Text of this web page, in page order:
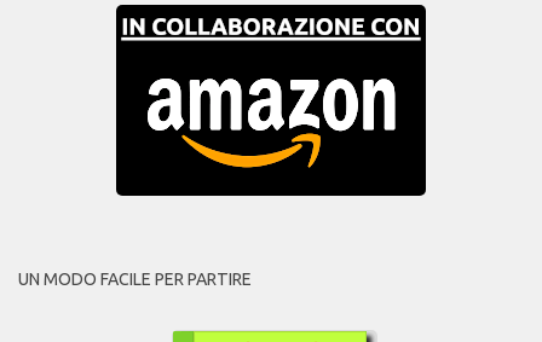
UN MODO FACILE PER PARTIRE